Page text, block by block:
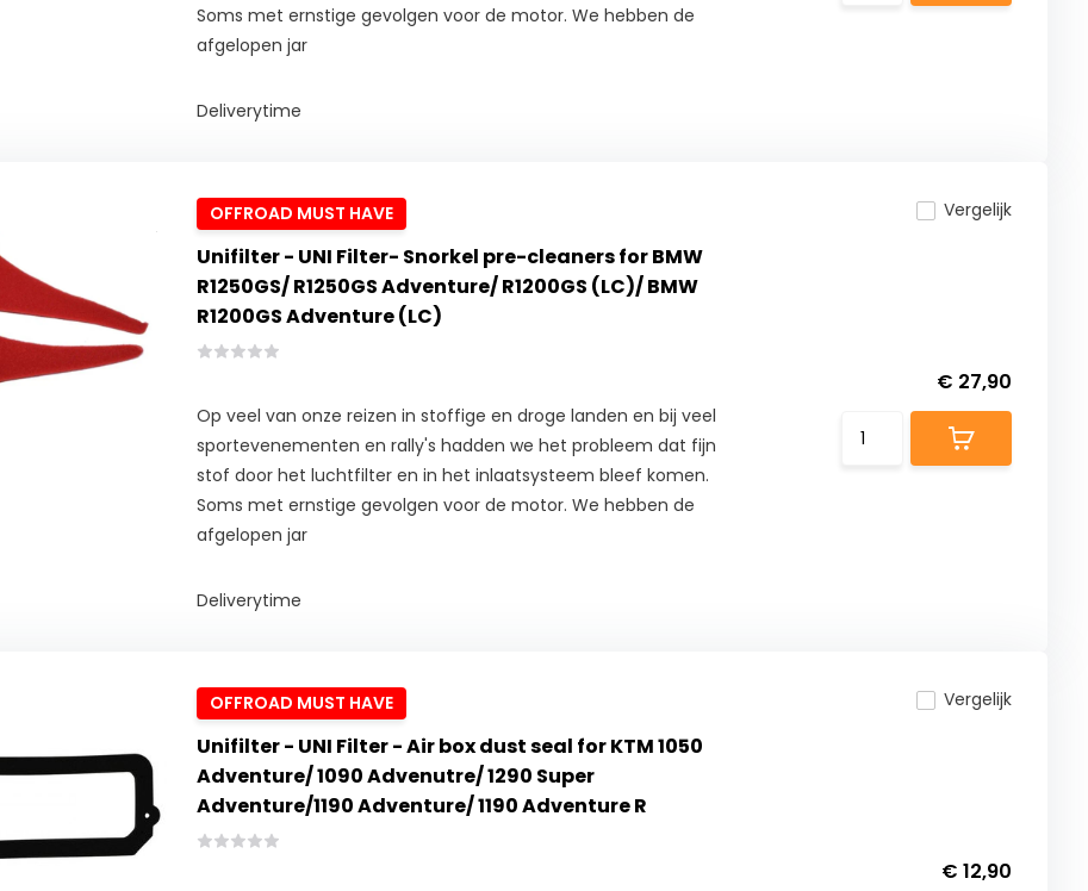
Soms met ernstige gevolgen voor de motor. We hebben de
afgelopen jar
Deliverytime
OFFROAD MUST HAVE
Unifilter - UNI Filter- Snorkel pre-cleaners for BMW
R1250GS/ R1250GS Adventure/ R1200GS (LC)/ BMW
R1200GS Adventure (LC)
Op veel van onze reizen in stoffige en droge landen en bij veel
sportevenementen en rally's hadden we het probleem dat fijn
stof door het luchtfilter en in het inlaatsysteem bleef komen.
Soms met ernstige gevolgen voor de motor. We hebben de
afgelopen jar
Deliverytime
Vergelijk
€ 27,90
OFFROAD MUST HAVE
Unifilter - UNI Filter - Air box dust seal for KTM 1050
Adventure/ 1090 Advenutre/ 1290 Super
Adventure/1190 Adventure/ 1190 Adventure R
Vergelijk
€ 12,90